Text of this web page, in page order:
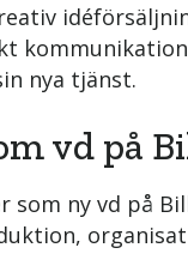
nya tjänst.
vd på
som ny vd på